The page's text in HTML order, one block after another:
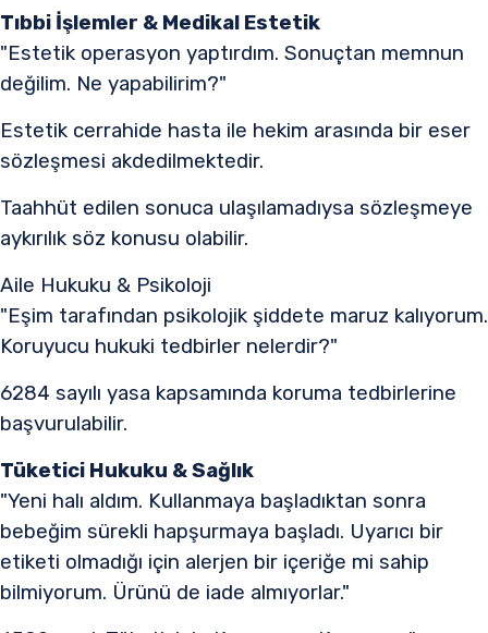
Tıbbi İşlemler & Medikal Estetik
"Estetik operasyon yaptırdım. Sonuçtan memnun
değilim. Ne yapabilirim?"
Estetik cerrahide hasta ile hekim arasında bir eser
sözleşmesi akdedilmektedir.
Taahhüt edilen sonuca ulaşılamadıysa sözleşmeye
aykırılık söz konusu olabilir.​
Aile Hukuku & Psikoloji
"Eşim tarafından psikolojik şiddete maruz kalıyorum.
Koruyucu hukuki tedbirler nelerdir?"
6284 sayılı yasa kapsamında koruma tedbirlerine
başvurulabilir.​
Tüketici Hukuku & Sağlık
"Yeni halı aldım. Kullanmaya başladıktan sonra
bebeğim sürekli hapşurmaya başladı. Uyarıcı bir
etiketi olmadığı için alerjen bir içeriğe mi sahip
bilmiyorum. Ürünü de iade almıyorlar."